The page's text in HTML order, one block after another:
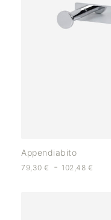
Appendiabito
79,30 € - 102,48 €